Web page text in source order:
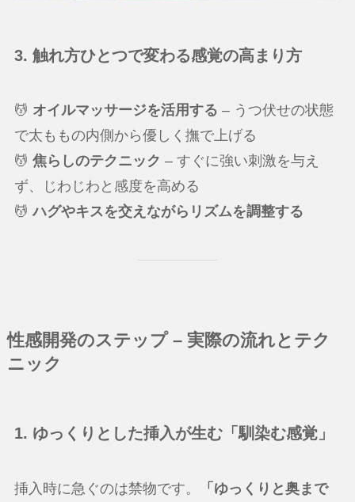
3. 触れ方ひとつで変わる感覚の高まり方
💆 オイルマッサージを活用する – うつ伏せの状態
で太ももの内側から優しく撫で上げる
💆 焦らしのテクニック – すぐに強い刺激を与え
ず、じわじわと感度を高める
💆ハグやキスを交えながらリズムを調整する
性感開発のステップ – 実際の流れとテク
ニック
1. ゆっくりとした挿入が生む「馴染む感覚」
挿入時に急ぐのは禁物です。
「ゆっくりと奥まで